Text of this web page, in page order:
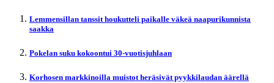
Lemmensillan tanssit houkutteli paikalle väkeä naapurikunnista
saakka
Pokelan suku kokoontui 30-vuotisjuhlaan
Korhosen markkinoilla muistot heräsivät pyykkilaudan äärellä